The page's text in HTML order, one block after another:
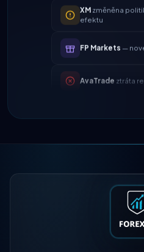
efektu
změněna
FP Markets —